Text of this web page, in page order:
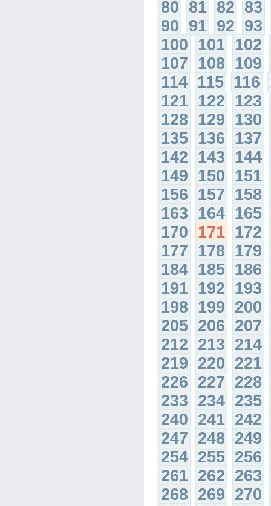
80 81 82 83
90 91 92 93
100 101 102
107 108 109
114 115 116
121 122 123
128 129 130
135 136 137
142 143 144
149 150 151
156 157 158
163 164 165
170 171 172
177 178 179
184 185 186
191 192 193
198 199 200
205 206 207
212 213 214
219 220 221
226 227 228
233 234 235
240 241 242
247 248 249
254 255 256
261 262 263
268 269 270